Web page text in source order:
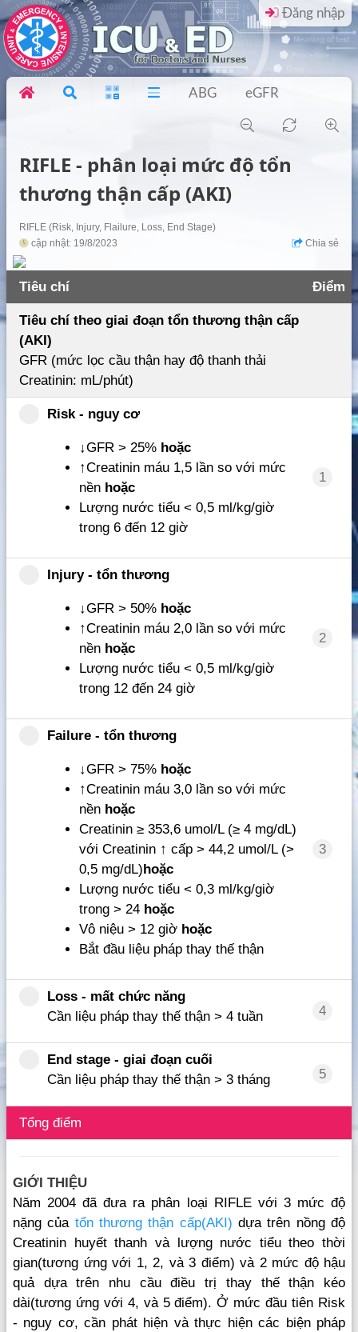
Đăng nhập
ABG eGFR
RIFLE - phân loại mức độ tổn
thương thận cấp (AKI)
RIFLE (Risk, Injury, Flailure, Loss, End Stage)
cập nhật: 19/8/2023
Chia sẻ
Tiêu chí Điểm
Tiêu chí theo giai đoạn tổn thương thận cấp
(AKI)
GFR (mức lọc cầu thận hay độ thanh thải
Creatinin: mL/phút)
Risk - nguy cơ
↓GFR > 25% hoặc
↑Creatinin máu 1,5 lần so với mức
nền hoặc
Lượng nước tiểu < 0,5 ml/kg/giờ
trong 6 đến 12 giờ
1
Injury - tổn thương
↓GFR > 50% hoặc
↑Creatinin máu 2,0 lần so với mức
nền hoặc
Lượng nước tiểu < 0,5 ml/kg/giờ
trong 12 đến 24 giờ
2
Failure - tổn thương
↓GFR > 75% hoặc
↑Creatinin máu 3,0 lần so với mức
nền hoặc
Creatinin ≥ 353,6 umol/L (≥ 4 mg/dL)
với Creatinin ↑ cấp > 44,2 umol/L (>
0,5 mg/dL) hoặc
Lượng nước tiểu < 0,3 ml/kg/giờ
trong > 24 hoặc
Vô niệu > 12 giờ hoặc
Bắt đầu liệu pháp thay thế thận
3
Loss - mất chức năng
Cần liệu pháp thay thế thận > 4 tuần
4
End stage - giai đoạn cuối
Cần liệu pháp thay thế thận > 3 tháng
5
Tổng điểm
GIỚI THIỆU
Năm 2004 đã đưa ra phân loại RIFLE với 3 mức độ
nặng của tổn thương thận cấp(AKI) dựa trên nồng độ
Creatinin huyết thanh và lượng nước tiểu theo thời
gian(tương ứng với 1, 2, và 3 điểm) và 2 mức độ hậu
quả dựa trên nhu cầu điều trị thay thế thận kéo
dài(tương ứng với 4, và 5 điểm). Ở mức đầu tiên Risk
- nguy cơ, cần phát hiện và thực hiện các biện pháp